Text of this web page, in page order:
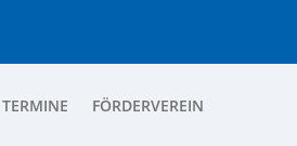
TERMINE
FÖRDERVEREIN